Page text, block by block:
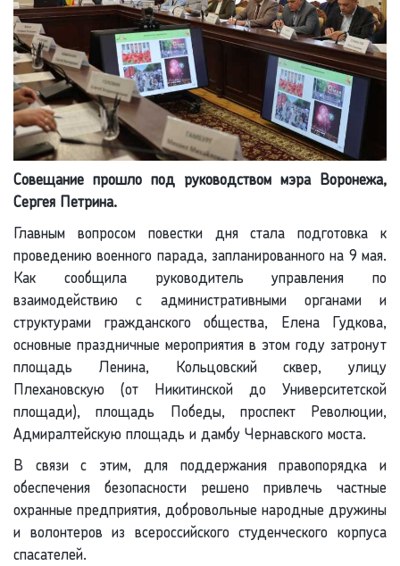
Совещание прошло под руководством мэра Воронежа,
Сергея Петрина.
Главным вопросом повестки дня стала подготовка к
проведению военного парада, запланированного на 9 мая.
Как сообщила руководитель управления по
взаимодействию с административными органами и
структурами гражданского общества, Елена Гудкова,
основные праздничные мероприятия в этом году затронут
площадь Ленина, Кольцовский сквер, улицу
Плехановскую (от Никитинской до Университетской
площади), площадь Победы, проспект Революции,
Адмиралтейскую площадь и дамбу Чернавского моста.
В связи с этим, для поддержания правопорядка и
обеспечения безопасности решено привлечь частные
охранные предприятия, добровольные народные дружины
и волонтеров из всероссийского студенческого корпуса
спасателей.